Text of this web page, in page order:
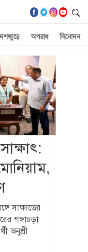
অপরাধ বিনোদন
সাক্ষাতের
গঙ্গাচড়া
অনুশ্রী